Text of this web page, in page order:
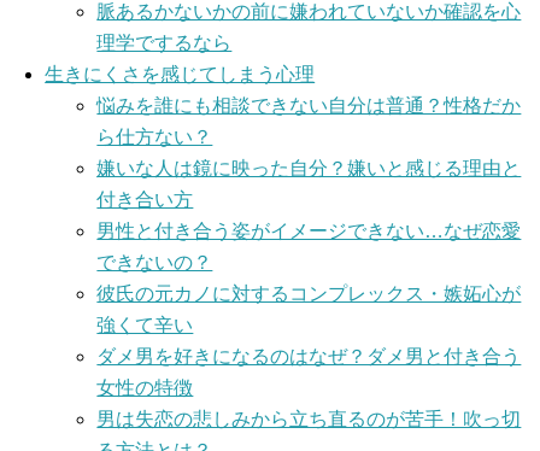
脈あるかないかの前に嫌われていないか確認を心
理学でするなら
生きにくさを感じてしまう心理
悩みを誰にも相談できない自分は普通？性格だか
ら仕方ない？
嫌いな人は鏡に映った自分？嫌いと感じる理由と
付き合い方
男性と付き合う姿がイメージできない…なぜ恋愛
できないの？
彼氏の元カノに対するコンプレックス・嫉妬心が
強くて辛い
ダメ男を好きになるのはなぜ？ダメ男と付き合う
女性の特徴
男は失恋の悲しみから立ち直るのが苦手！吹っ切